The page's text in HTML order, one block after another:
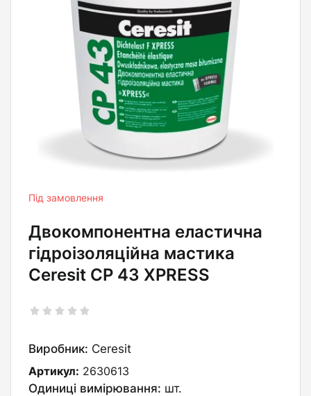
Під замовлення
Двокомпонентна еластична
гідроізоляційна мастика
Ceresit CP 43 XPRESS
Виробник: Ceresit
Артикул: 2630613
Одиниці вимірювання: шт.